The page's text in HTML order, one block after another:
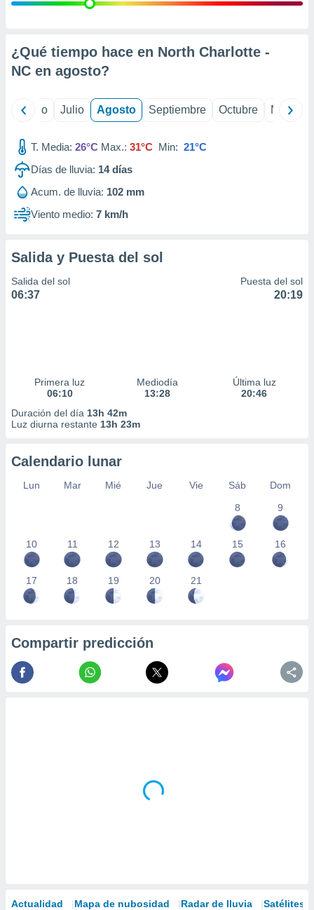
e
mediante
publicidad
de
1199
¿Qué tiempo hace en North Charlotte -
NC en agosto?
Junio Julio Agosto Septiembre Octubre
T. Media: 26°C Max.: 31°C Min: 21°C
Días de lluvia: 14días
Acum. de lluvia: 102 mm
Viento medio: 7 km/h
Salida y Puesta del sol
Salida del sol
06:37
Puesta del sol
20:19
Primera luz
06:10
Mediodía
13:28
Última luz
20:46
Duración del día 13h 42m
Luz diurna restante 13h 23m
Calendario lunar
Lun Mar Mié Jue Vie Sáb
Dom
8
9
10 11 12 13 14 15 16
17 18 19 20 21
Compartir predicción
Actualidad Mapa de nubosidad Radar de lluvia Satélites